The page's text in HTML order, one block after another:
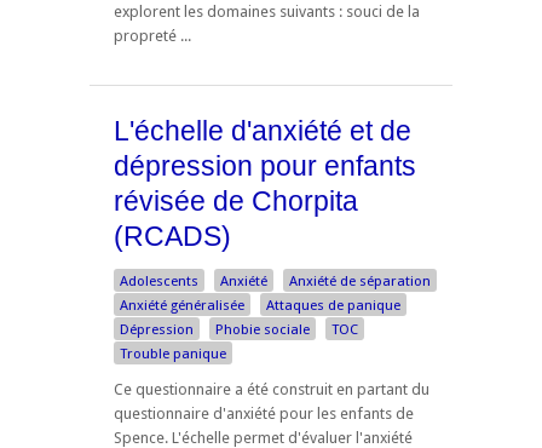
explorent les domaines suivants : souci de la
propreté ...
L'échelle d'anxiété et de
dépression pour enfants
révisée de Chorpita
(RCADS)
Adolescents Anxiété
Anxiété de séparation
Anxiété généralisée
Attaques de panique
Dépression
Phobie sociale
TOC
Trouble panique
Ce questionnaire a été construit en partant du
questionnaire d'anxiété pour les enfants de
Spence. L'échelle permet d'évaluer l'anxiété